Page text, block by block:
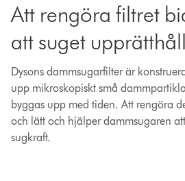
Att rengöra filtret
att suget
Dysons dammsugarfilter är
upp mikroskopiskt små
byggas upp med tiden. Att rengöra
och lätt och hjälper dammsugaren
sugkraft.